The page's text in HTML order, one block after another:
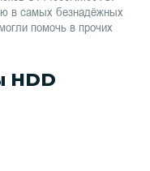
в самых безнадёжных
помочь в прочих
HDD